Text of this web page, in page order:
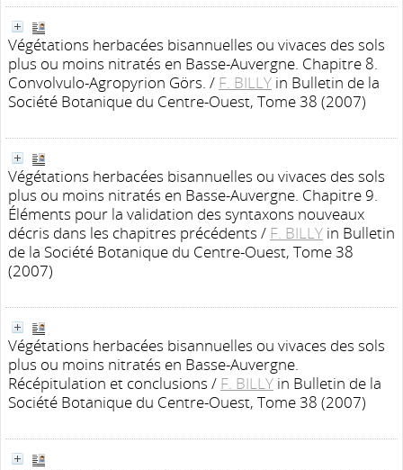
Végétations herbacées bisannuelles ou vivaces des sols
plus ou moins nitratés en Basse-Auvergne. Chapitre 8.
Convolvulo-Agropyrion Görs. / F. BILLY in Bulletin de la
Société Botanique du Centre-Ouest, Tome 38 (2007)
Végétations herbacées bisannuelles ou vivaces des sols
plus ou moins nitratés en Basse-Auvergne. Chapitre 9.
Éléments pour la validation des syntaxons nouveaux
décris dans les chapitres précédents / F. BILLY in Bulletin
de la Société Botanique du Centre-Ouest, Tome 38
(2007)
Végétations herbacées bisannuelles ou vivaces des sols
plus ou moins nitratés en Basse-Auvergne.
Récépitulation et conclusions / F. BILLY in Bulletin de la
Société Botanique du Centre-Ouest, Tome 38 (2007)